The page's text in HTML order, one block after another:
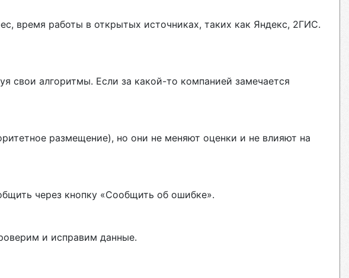
время работы в открытых источниках, таких как Яндекс, 2ГИС.
свои алгоритмы. Если за какой-то компанией замечается
размещение), но они не меняют оценки и не влияют на
через кнопку «Сообщить об ошибке».
и исправим данные.